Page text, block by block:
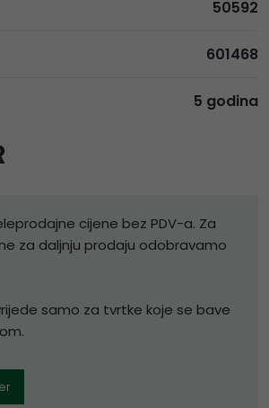
50592
601468
5 godina
cijene bez PDV-a. Za
za daljnju prodaju odobravamo
samo za tvrtke koje se bave